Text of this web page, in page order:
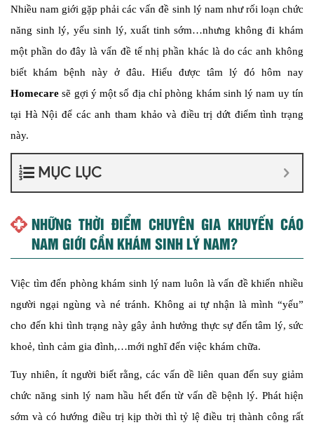
Nhiều nam giới gặp phải các vấn đề sinh lý nam như rối loạn chức
năng sinh lý, yếu sinh lý, xuất tinh sớm…nhưng không đi khám
một phần do đây là vấn đề tế nhị phần khác là do các anh không
biết khám bệnh này ở đâu. Hiểu được tâm lý đó hôm nay
Homecare sẽ gợi ý một số địa chỉ phòng khám sinh lý nam uy tín
tại Hà Nội để các anh tham khảo và điều trị dứt điểm tình trạng
này.
MỤC LỤC
NHỮNG THỜI ĐIỂM CHUYÊN GIA KHUYẾN CÁO
NAM GIỚI CẦN KHÁM SINH LÝ NAM?
Việc tìm đến phòng khám sinh lý nam luôn là vấn đề khiến nhiều
người ngại ngùng và né tránh. Không ai tự nhận là mình “yếu”
cho đến khi tình trạng này gây ảnh hưởng thực sự đến tâm lý, sức
khoẻ, tình cảm gia đình,…mới nghĩ đến việc khám chữa.
Tuy nhiên, ít người biết rằng, các vấn đề liên quan đến suy giảm
chức năng sinh lý nam hầu hết đến từ vấn đề bệnh lý. Phát hiện
sớm và có hướng điều trị kịp thời thì tỷ lệ điều trị thành công rất